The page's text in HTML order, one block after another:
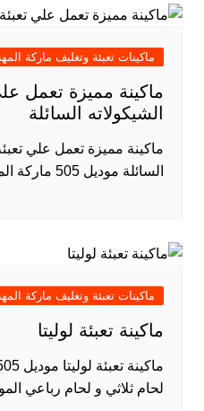
ماكينات تعبئة وتغليف ماركة
ماكينة مميزة تعمل
الشيكولاته السائلة
ماكينة مميزة تعمل علي
السائلة موديل 505 ماركة المهندس منــسي لحام
ماكينات تعبئة وتغليف ماركة
ماكينة تعبئة لوليتا
لحام ثلاثي و لحام رباعي